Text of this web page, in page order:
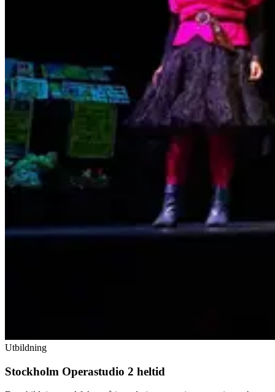
Utbildning
Stockholm Operastudio 2 heltid